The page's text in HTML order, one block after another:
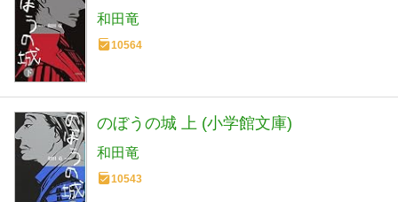
和田竜
10564
のぼうの城 上 (小学館文庫)
和田竜
10543